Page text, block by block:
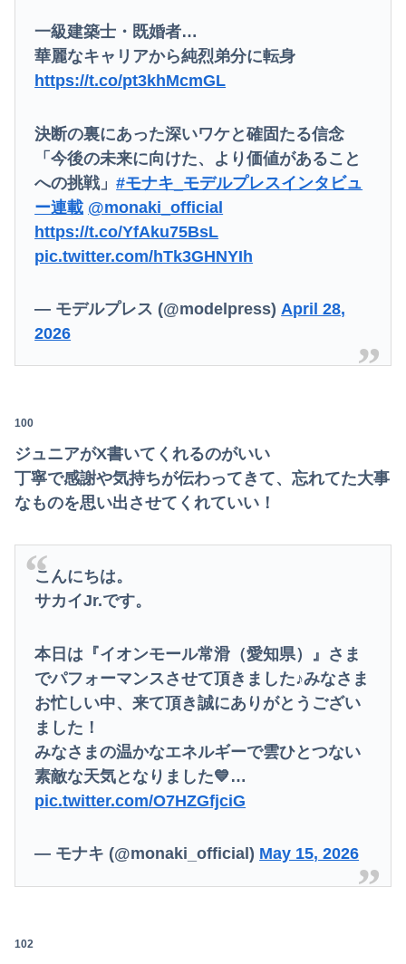
Powered by livedoor 相互RSS
一級建築士・既婚者…
華麗なキャリアから純烈弟分に転身
https://t.co/pt3khMcmGL
決断の裏にあった深いワケと確固たる信念
「今後の未来に向けた、より価値があること
への挑戦」#モナキ_モデルプレスインタビュ
ー連載 @monaki_official
https://t.co/YfAku75BsL
pic.twitter.com/hTk3GHNYIh
— モデルプレス (@modelpress)April 28,
2026
100
ジュニアがX書いてくれるのがいい
丁寧で感謝や気持ちが伝わってきて、忘れてた大事
なものを思い出させてくれていい！
こんにちは。
サカイJr.です。
本日は『イオンモール常滑（愛知県）』さま
でパフォーマンスさせて頂きました♪みなさま
お忙しい中、来て頂き誠にありがとうござい
ました！
みなさまの温かなエネルギーで雲ひとつない
素敵な天気となりました💙…
pic.twitter.com/O7HZGfjciG
— モナキ (@monaki_official) May 15, 2026
102